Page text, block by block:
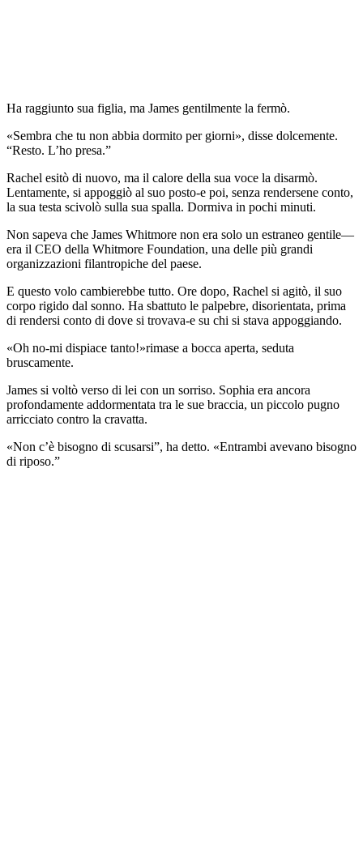
Ha raggiunto sua figlia, ma James gentilmente la fermò.
«Sembra che tu non abbia dormito per giorni», disse dolcemente.
“Resto. L’ho presa.”
Rachel esitò di nuovo, ma il calore della sua voce la disarmò.
Lentamente, si appoggiò al suo posto-e poi, senza rendersene conto,
la sua testa scivolò sulla sua spalla. Dormiva in pochi minuti.
Non sapeva che James Whitmore non era solo un estraneo gentile—
era il CEO della Whitmore Foundation, una delle più grandi
organizzazioni filantropiche del paese.
E questo volo cambierebbe tutto. Ore dopo, Rachel si agitò, il suo
corpo rigido dal sonno. Ha sbattuto le palpebre, disorientata, prima
di rendersi conto di dove si trovava-e su chi si stava appoggiando.
«Oh no-mi dispiace tanto!»rimase a bocca aperta, seduta
bruscamente.
James si voltò verso di lei con un sorriso. Sophia era ancora
profondamente addormentata tra le sue braccia, un piccolo pugno
arricciato contro la cravatta.
«Non c’è bisogno di scusarsi”, ha detto. «Entrambi avevano bisogno
di riposo.”